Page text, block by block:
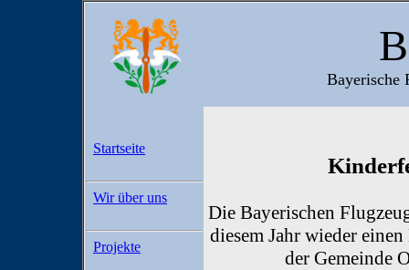
Bayerische
Startseite
Wir über uns
Projekte
Die Bayerischen
diesem Jahr wieder
der Gemeinde